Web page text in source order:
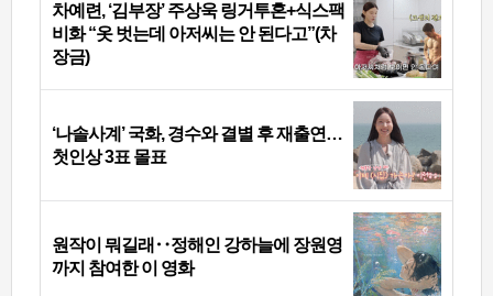
차예련, ‘김부장’ 주상욱 링거투혼+식스팩
비화 “옷 벗는데 아저씨는 안 된다고”(차
장금)
‘나솔사계’ 국화, 경수와 결별 후 재출연…
첫인상 3표 몰표
원작이 뭐길래‥정해인 강하늘에 장원영
까지 참여한 이 영화